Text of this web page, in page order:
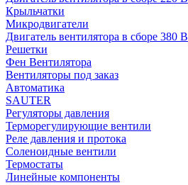
Крыльчатки
Микродвигатели
Двигатель вентилятора в сборе 380 В
Решетки
Фен Вентилятора
Вентиляторы под заказ
Автоматика
SAUTER
Регуляторы давления
Терморегулирующие вентили
Реле давления и протока
Соленоидные вентили
Термостаты
Линейные компоненты